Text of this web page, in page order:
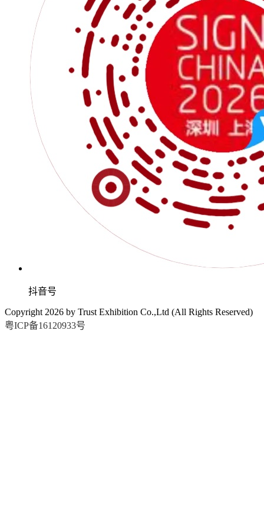
抖音号
Copyright 2026 by Trust Exhibition Co.,Ltd (All Rights Reserved)
粤ICP备16120933号